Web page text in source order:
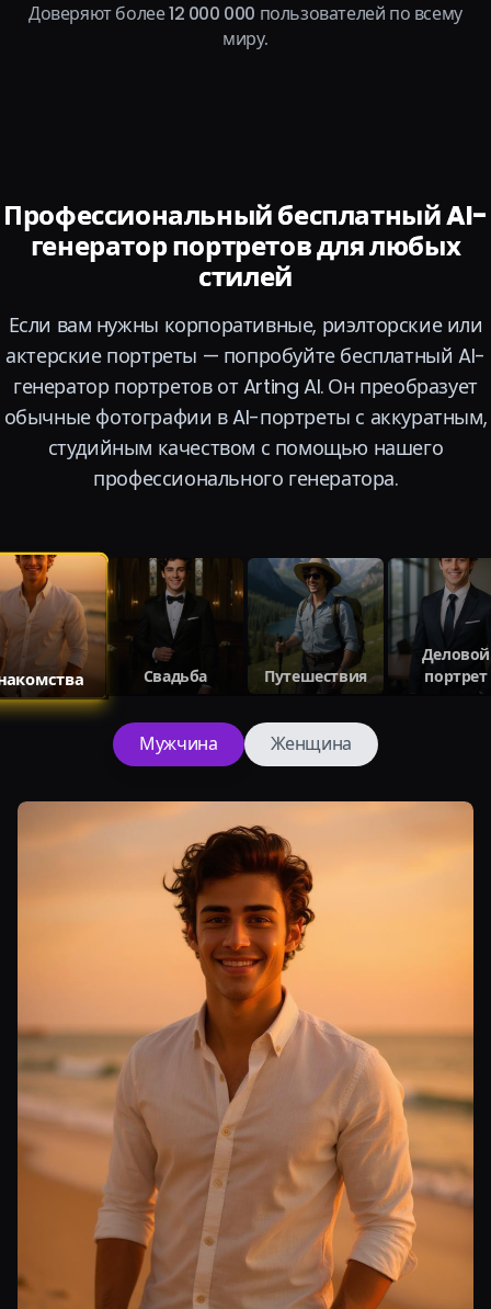
Доверяют более 12 000 000 пользователей по всему
миру.
Профессиональный бесплатный AI-
генератор портретов для любых
стилей
Если вам нужны корпоративные, риэлторские или
актерские портреты — попробуйте бесплатный AI-
генератор портретов от Arting AI. Он преобразует
обычные фотографии в AI-портреты с аккуратным,
студийным качеством с помощью нашего
профессионального генератора.
Свадьба Путешествия
Деловой
портрет
Мужчина Женщина